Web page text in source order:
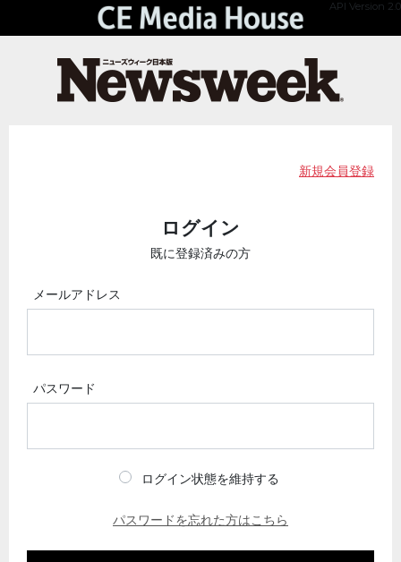
API Version 2.0
新規会員登録
ログイン
既に登録済みの方
メールアドレス
パスワード
ログイン状態を維持する
パスワードを忘れた方はこちら